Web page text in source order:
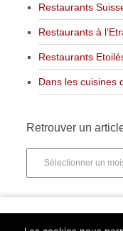
Restaurants
Restaurants à
Restaurants
Dans les cuisines
Retrouver un